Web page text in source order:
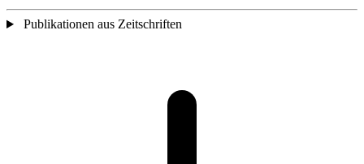
Publikationen aus Zeitschriften